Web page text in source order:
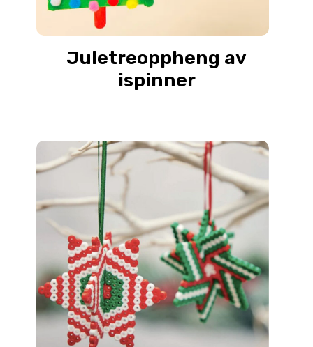
Juletreoppheng av
ispinner